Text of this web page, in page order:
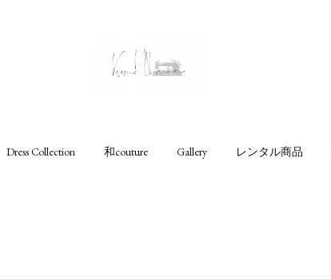
Dress Collection 和couture Gallery レンタル商品